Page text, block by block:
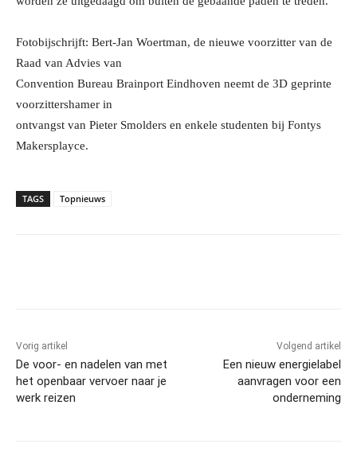
Fotobijschrijft: Bert-Jan Woertman, de nieuwe voorzitter van de
Raad van Advies van
Convention Bureau Brainport Eindhoven neemt de 3D geprinte
voorzittershamer in
ontvangst van Pieter Smolders en enkele studenten bij Fontys
Makersplayce.
TAGS Topnieuws
Vorig artikel
De voor- en nadelen van met
het openbaar vervoer naar je
werk reizen
Volgend artikel
Een nieuw energielabel
aanvragen voor een
onderneming